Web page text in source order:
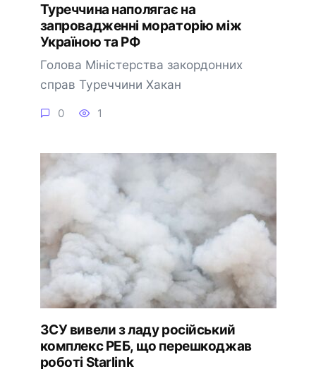
Туреччина наполягає на
запровадженні мораторію між
Україною та РФ
Голова Міністерства закордонних
справ Туреччини Хакан
0 1
ЗСУ вивели з ладу російський
комплекс РЕБ, що перешкоджав
роботі Starlink